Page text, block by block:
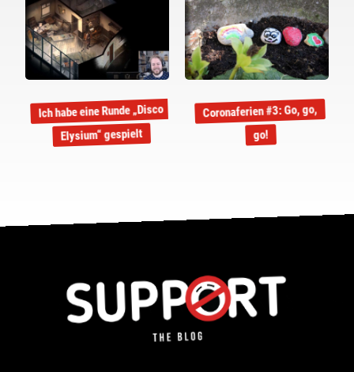
Ich habe eine Runde „Disco
Elysium“ gespielt
Coronaferien #3: Go, go,
go!